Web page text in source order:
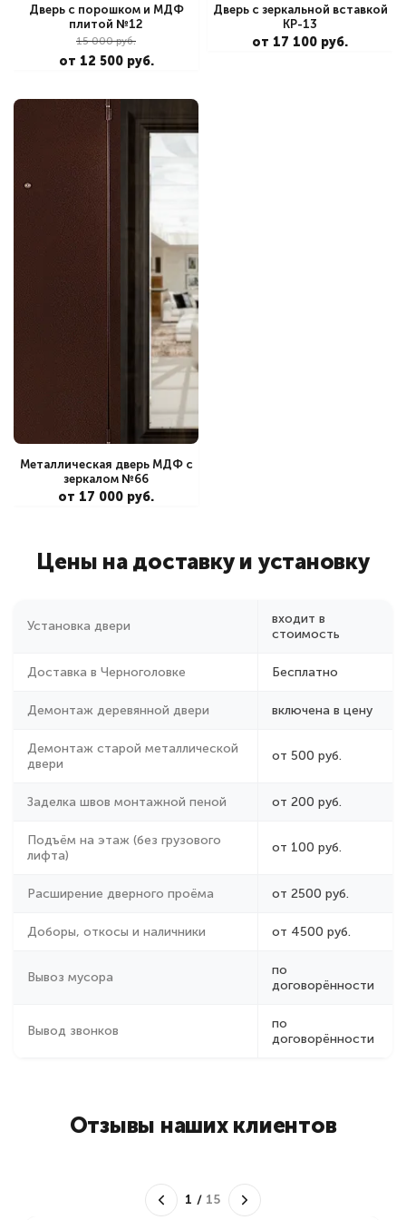
Дверь с порошком и МДФ
плитой №12
15 000 руб.
от 12 500 руб.
Дверь с зеркальной вставкой
КР-13
от 17 100 руб.
Металлическая дверь МДФ с
зеркалом №66
от 17 000 руб.
Цены на доставку и установку
Установка двери
входит в
стоимость
Доставка в Черноголовке Бесплатно
Демонтаж деревянной двери включена в цену
Демонтаж старой металлической
двери
от 500 руб.
Заделка швов монтажной пеной от 200 руб.
Подъём на этаж (без грузового
лифта)
от 100 руб.
Расширение дверного проёма от 2500 руб.
Доборы, откосы и наличники от 4500 руб.
Вывоз мусора
по
договорённости
Вывод звонков
по
договорённости
Отзывы наших клиентов
2 / 15